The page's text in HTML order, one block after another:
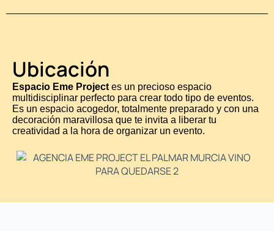
Ubicación
Espacio Eme Project es un precioso espacio
multidisciplinar perfecto para crear todo tipo de eventos.
Es un espacio acogedor, totalmente preparado y con una
decoración maravillosa que te invita a liberar tu
creatividad a la hora de organizar un evento.